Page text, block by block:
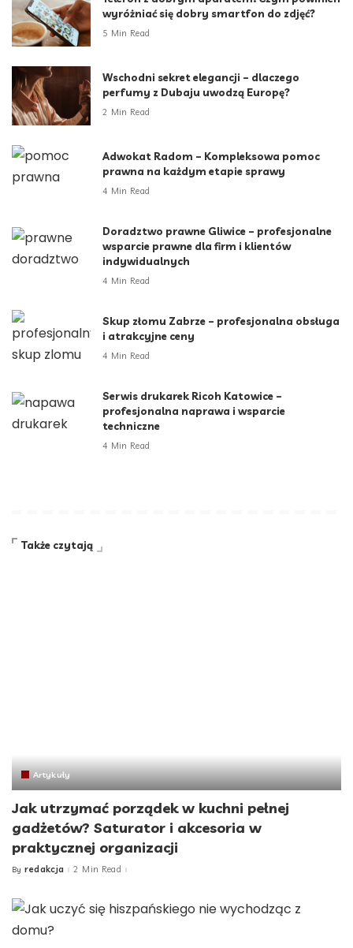
wyróżniać się dobry smartfon do zdjęć?
5 Min Read
Wschodni sekret elegancji – dlaczego
perfumy z Dubaju uwodzą Europę?
2 Min Read
Adwokat Radom – Kompleksowa pomoc
prawna na każdym etapie sprawy
4 Min Read
Doradztwo prawne Gliwice – profesjonalne
wsparcie prawne dla firm i klientów
indywidualnych
4 Min Read
Skup złomu Zabrze – profesjonalna obsługa
i atrakcyjne ceny
4 Min Read
Serwis drukarek Ricoh Katowice –
profesjonalna naprawa i wsparcie
techniczne
4 Min Read
Także czytają
Artykuły
Jak utrzymać porządek w kuchni pełnej
gadżetów? Saturator i akcesoria w
praktycznej organizacji
Posted
By redakcja 2 Min Read